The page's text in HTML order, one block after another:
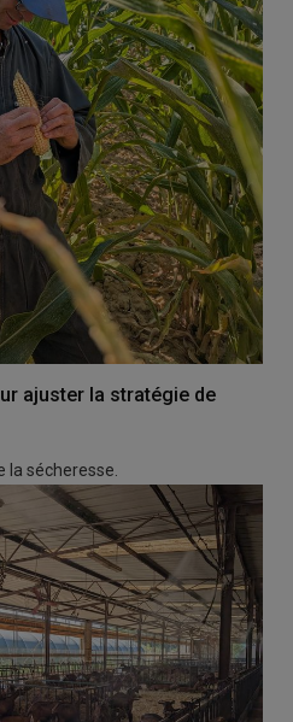
ajuster la stratégie de
la sécheresse.